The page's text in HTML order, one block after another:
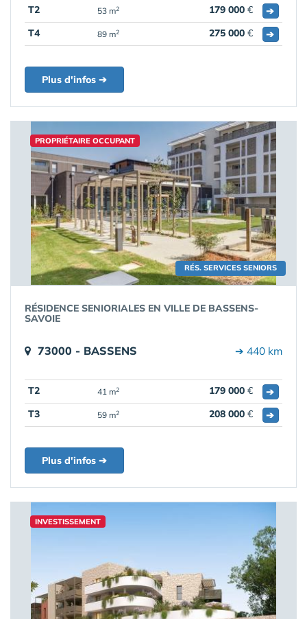
T2
53 m2 179 000 €
➔
T4
89 m2 275 000 € ➔
Plus d'infos ➔
RÉS. SERVICES SENIORS
PROPRIÉTAIRE OCCUPANT
RÉSIDENCE SENIORIALES EN VILLE DE BASSENS-
SAVOIE
73000 - BASSENS ➔ 440 km
T2 41 m2 179 000 €
➔
T3
59 m2 208 000 € ➔
Plus d'infos ➔
INVESTISSEMENT